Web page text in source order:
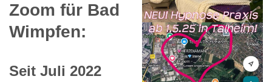
Zoom für Bad
Wimpfen:
Seit Juli 2022